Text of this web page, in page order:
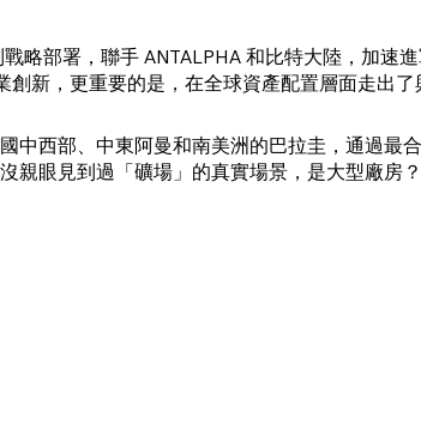
略部署，聯手 ANTALPHA 和比特大陸，加速
新，更重要的是，在全球資產配置層面走出了
中西部、中東阿曼和南美洲的巴拉圭，通過最
親眼見到過「礦場」的真實場景，是大型廠房